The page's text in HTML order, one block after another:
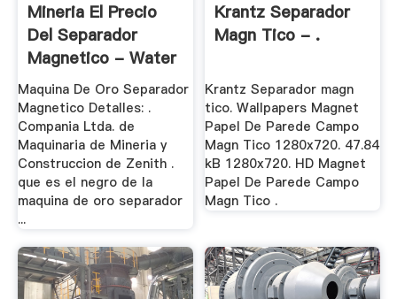
Mineria El Precio
Del Separador
Magnetico - Water
.
Maquina De Oro Separador
Magnetico Detalles: .
Compania Ltda. de
Maquinaria de Mineria y
Construccion de Zenith .
que es el negro de la
maquina de oro separador
...
Krantz Separador
Magn Tico - .
Krantz Separador magn
tico. Wallpapers Magnet
Papel De Parede Campo
Magn Tico 1280x720. 47.84
kB 1280x720. HD Magnet
Papel De Parede Campo
Magn Tico .